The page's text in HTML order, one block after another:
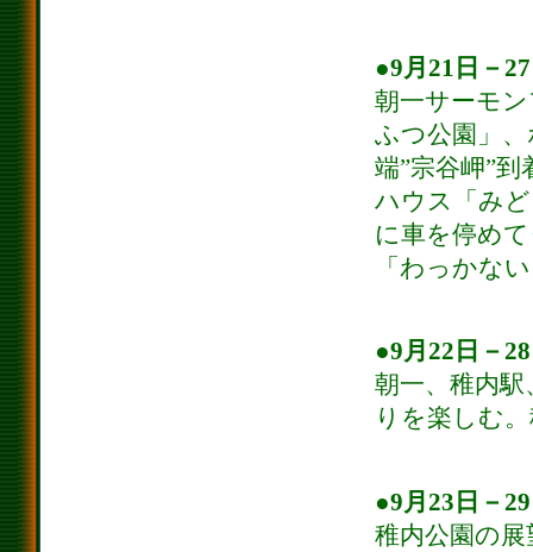
●9月21日－
朝一サーモ
ふつ公園」
端”宗谷岬”
ハウス「み
に車を停め
「わっかな
●9月22日－
朝一、稚内
りを楽しむ
●9月23日－
稚内公園の